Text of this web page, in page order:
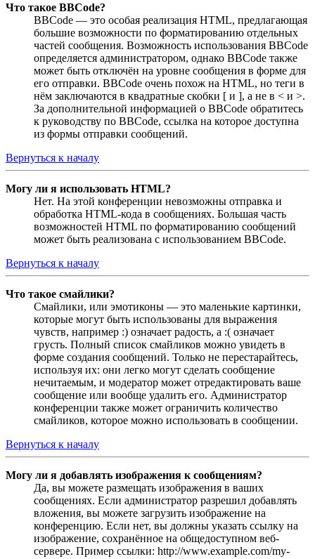
Что такое BBCode?
BBCode — это особая реализация HTML, предлагающая
большие возможности по форматированию отдельных
частей сообщения. Возможность использования BBCode
определяется администратором, однако BBCode также
может быть отключён на уровне сообщения в форме для
его отправки. BBCode очень похож на HTML, но теги в
нём заключаются в квадратные скобки [ и ], а не в < и >.
За дополнительной информацией о BBCode обратитесь
к руководству по BBCode, ссылка на которое доступна
из формы отправки сообщений.
Вернуться к началу
Могу ли я использовать HTML?
Нет. На этой конференции невозможны отправка и
обработка HTML-кода в сообщениях. Большая часть
возможностей HTML по форматированию сообщений
может быть реализована с использованием BBCode.
Вернуться к началу
Что такое смайлики?
Смайлики, или эмотиконы — это маленькие картинки,
которые могут быть использованы для выражения
чувств, например :) означает радость, а :( означает
грусть. Полный список смайликов можно увидеть в
форме создания сообщений. Только не перестарайтесь,
используя их: они легко могут сделать сообщение
нечитаемым, и модератор может отредактировать ваше
сообщение или вообще удалить его. Администратор
конференции также может ограничить количество
смайликов, которое можно использовать в сообщении.
Вернуться к началу
Могу ли я добавлять изображения к сообщениям?
Да, вы можете размещать изображения в ваших
сообщениях. Если администратор разрешил добавлять
вложения, вы можете загрузить изображение на
конференцию. Если нет, вы должны указать ссылку на
изображение, сохранённое на общедоступном веб-
сервере. Пример ссылки: http://www.example.com/my-